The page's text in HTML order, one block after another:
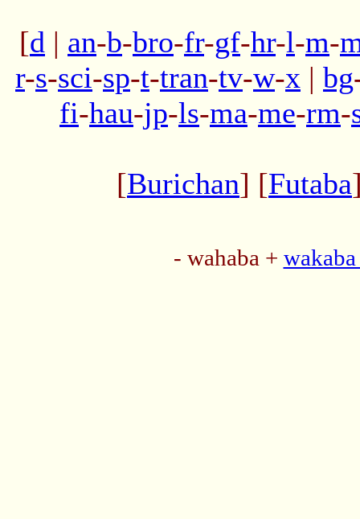
[d | an-b-bro-fr-gf-hr-l-m-
r-s-sci-sp-t-tran-tv-w-x | bg
fi-hau-jp-ls-ma-me-rm-
[Burichan] [Futaba
- wahaba +